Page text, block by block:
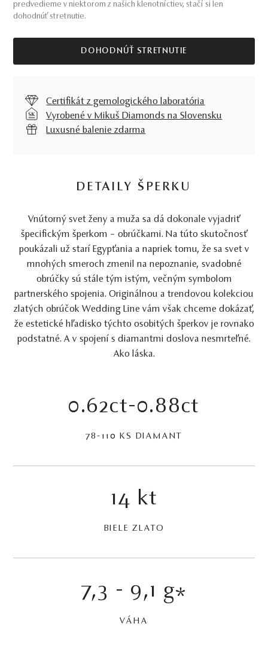
predvedieme v niektorom z našich klenotníctiev, stačí si len
dohodnúť stretnutie.
DOHODNÚŤ STRETNUTIE
Certifikát z gemologického laboratória
Vyrobené v Mikuš Diamonds na Slovensku
Luxusné balenie zdarma
DETAILY ŠPERKU
Vnútorný svet ženy a muža sa dá dokonale vyjadriť
špecifickým šperkom – obrúčkami. Na túto skutočnosť
poukázali už starí Egypťania a napriek tomu, že sa svet v
mnohých smeroch zmenil na nepoznanie, svadobné
obrúčky sú stále tým istým, večným symbolom
partnerského spojenia. Originálnou a trendovou kolekciou
zlatých obrúčok Wedding Line vám však chceme dokázať,
že estetické hľadisko týchto osobitých šperkov je rovnako
podstatné. A v spojení s diamantmi doslova nesmrteľné.
Ako láska.
0.62ct-0.88ct
78-110 KS DIAMANT
14 kt
BIELE ZLATO
7,3 - 9,1 g*
VÁHA